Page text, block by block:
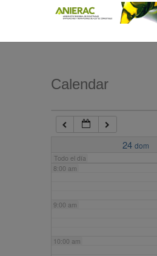
Calendar
24 dom
Todo el día
7:00 am
8:00 am
9:00 am
10:00 am